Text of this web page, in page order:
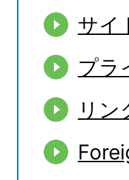
サイ
プラ
リン